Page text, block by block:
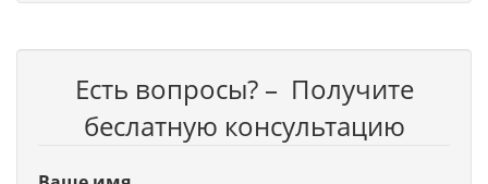
Есть вопросы? – Получите
беслатную консультацию